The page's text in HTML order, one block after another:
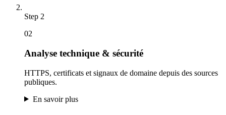
Step 2
02
Analyse technique & sécurité
HTTPS, certificats et signaux de domaine depuis des sources
publiques.
En savoir plus